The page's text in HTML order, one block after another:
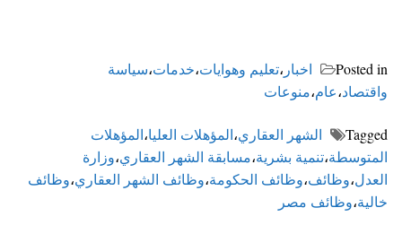
Posted in اخبار ،تعليم وهوايات،خدمات،سياسة
واقتصاد،عام،منوعات
Tagged الشهر العقاري،المؤهلات العليا،المؤهلات
المتوسطة،تنمية بشرية،مسابقة الشهر العقاري،وزارة
العدل،وظائف،وظائف الحكومة،وظائف الشهر العقاري،وظائف
خالية،وظائف مصر